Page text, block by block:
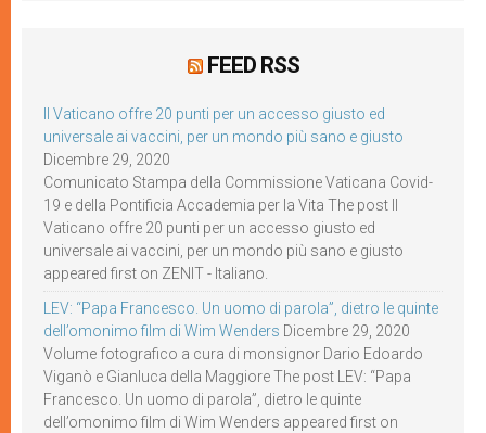
FEED RSS
Il Vaticano offre 20 punti per un accesso giusto ed
universale ai vaccini, per un mondo più sano e giusto
Dicembre 29, 2020
Comunicato Stampa della Commissione Vaticana Covid-
19 e della Pontificia Accademia per la Vita The post Il
Vaticano offre 20 punti per un accesso giusto ed
universale ai vaccini, per un mondo più sano e giusto
appeared first on ZENIT - Italiano.
LEV: “Papa Francesco. Un uomo di parola”, dietro le quinte
dell’omonimo film di Wim Wenders Dicembre 29, 2020
Volume fotografico a cura di monsignor Dario Edoardo
Viganò e Gianluca della Maggiore The post LEV: “Papa
Francesco. Un uomo di parola”, dietro le quinte
dell’omonimo film di Wim Wenders appeared first on